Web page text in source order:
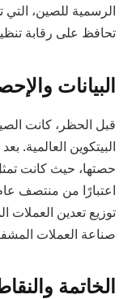
الرسمية للصين، التي
تحافظ على رقابة
البيانات
البيتكوين العالمية.
توزيع تعدين العملات
صناعة العملات
الخاتمة